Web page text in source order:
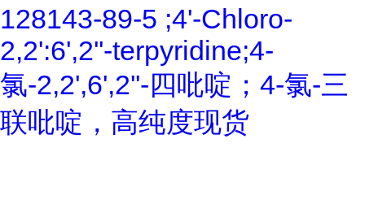
128143-89-5 ;4'-Chloro-
2,2':6',2''-terpyridine;4-
氯-2,2',6',2''-四吡啶；4-氯-三
联吡啶，高纯度现货